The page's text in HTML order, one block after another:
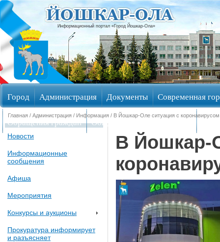
Информационный портал «Город Йошкар-Ола»
Город Администрация Документы Современная
Обращения граждан Общественные обсуждения
Главная / Администрация / Информация / В Йошкар-Оле ситуация с коронавирусом
Новости
Информационные
сообщения
Афиша
Мероприятия
Конкурсы и аукционы
Прокуратура информирует
и разъясняет
В Йошкар-